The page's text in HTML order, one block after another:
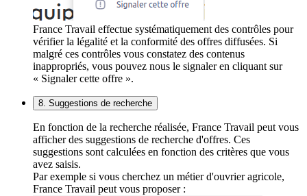
France Travail effectue systématiquement des contrôles pour
vérifier la légalité et la conformité des offres diffusées. Si
malgré ces contrôles vous constatez des contenus
inappropriés, vous pouvez nous le signaler en cliquant sur
« Signaler cette offre ».
8. Suggestions de recherche
En fonction de la recherche réalisée, France Travail peut vous
afficher des suggestions de recherche d'offres. Ces
suggestions sont calculées en fonction des critères que vous
avez saisis.
Par exemple si vous cherchez un métier d'ouvrier agricole,
France Travail peut vous proposer :